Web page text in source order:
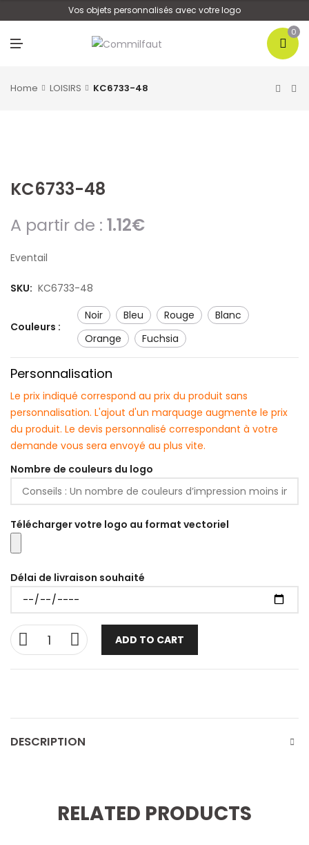
Vos objets personnalisés avec votre logo
0
Home LOISIRS KC6733-48
KC6733-48
A partir de : 1.12€
Eventail
SKU: KC6733-48
Couleurs :
noir bleu rouge
blanc
orange
fuchsia
Personnalisation
Le prix indiqué correspond au prix du produit sans
personnalisation. L'ajout d'un marquage augmente le prix
du produit. Le devis personnalisé correspondant à votre
demande vous sera envoyé au plus vite.
Nombre de couleurs du logo
Télécharger votre logo au format vectoriel
Délai de livraison souhaité
ADD TO CART
DESCRIPTION
RELATED PRODUCTS